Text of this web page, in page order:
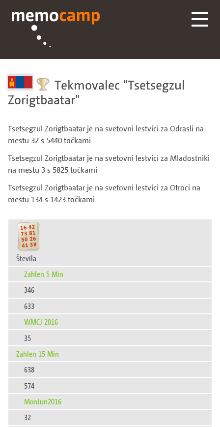
Tekmovalec Tsetsegzul
Zorigtbaatar
Tsetsegzul Zorigtbaatar je na svetovni lestvici za Odrasli na
mestu 32 s 5440 točkami
Tsetsegzul Zorigtbaatar je na svetovni lestvici za Mladostniki
na mestu 3 s 5825 točkami
Tsetsegzul Zorigtbaatar je na svetovni lestvici za Otroci na
mestu 134 s 1423 točkami
Števila
Zahlen 5 Min
346
633
WMCJ 2016
35
Zahlen 15 Min
638
574
MonJun2016
32